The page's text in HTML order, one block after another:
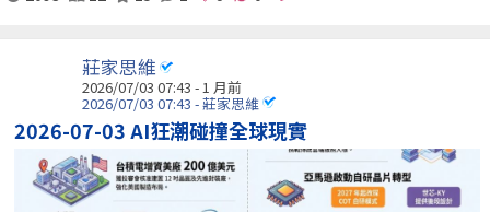
莊家思維
2026/07/03 07:43 - 1 月前
2026/07/03 07:43 - 莊家思維
2026-07-03 AI狂潮碰撞全球現實